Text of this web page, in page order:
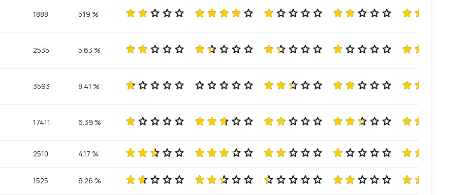
1888 5.19 %
2535 5.63 %
3593 8.41 %
17411 6.39 %
2510 4.17 %
1525 6.26 %